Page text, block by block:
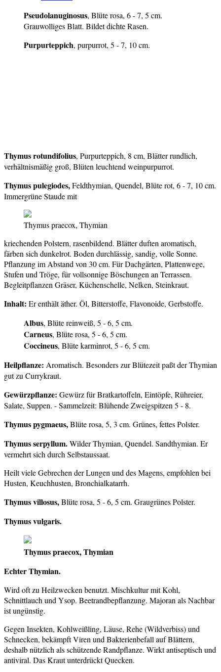
Pseudolanuginosus, Blüte rosa, 6 - 7, 5 cm.
Grauwolliges Blatt. Bildet dichte Rasen.
Purpurteppich, purpurrot, 5 - 7, 10 cm.
Thymus rotundifolius, Purpurteppich, 8 cm, Blätter rundlich,
verhältnismäßig groß, Blüten leuchtend weinpurpurrot.
Thymus pulegiodes,Feldthymian, Quendel, Blüte rot, 6 - 7, 10 cm.
Immergrüne Staude mit
Thymus praecox, Thymian
kriechenden Polstern, rasenbildend. Blätter duften aromatisch,
färben sich dunkelrot. Boden durchlässig, sandig, volle Sonne.
Pflanzung im Abstand von 30 cm. Für Dachgärten, Plattenwege,
Stufen und Tröge, für vollsonnige Böschungen an Terrassen.
Begleitpflanzen Gräser, Küchenschelle, Nelken, Steinkraut.
Inhalt: Er enthält äther. Öl, Bitterstoffe, Flavonoide, Gerbstoffe.
Albus, Blüte reinweiß, 5 - 6, 5 cm.
Carneus, Blüte rosa, 5 - 6, 5 cm.
Coccineus, Blüte karminrot, 5 - 6, 5 cm.
Heilpflanze: Aromatisch. Besonders zur Blütezeit paßt der Thymian
gut zu Currykraut.
Gewürzpflanze: Gewürz für Bratkartoffeln, Eintöpfe, Rühreier,
Salate, Suppen. - Sammelzeit: Blühende Zweigspitzen 5 - 8.
Thymus pygmaeus,Blüte rosa, 5, 3 cm. Grünes, fettes Polster.
Thymus serpyllum.Wilder Thymian, Quendel. Sandthymian. Er
vermehrt sich durch Selbstaussaat.
Heilt viele Gebrechen der Lungen und des Magens, empfohlen bei
Husten, Keuchhusten, Bronchialkatarrh.
Thymus villosus,Blüte rosa, 5 - 6, 5 cm. Graugrünes Polster.
Thymus vulgaris.
Thymus praecox, Thymian
Echter Thymian.
Wird oft zu Heilzwecken benutzt. Mischkultur mit Kohl,
Schnittlauch und Ysop. Beetrandbepflanzung. Majoran als Nachbar
ist ungünstig.
Gegen Insekten, Kohlweißling, Läuse, Rehe (Wildverbiss) und
Schnecken, bekämpft Viren und Bakterienbefall auf Blättern,
deshalb nützlich als schützende Randpflanze. Wirkt antiseptisch und
antiviral. Das Kraut unterdrückt Quecken.